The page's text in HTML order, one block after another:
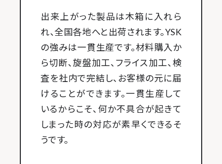
出来上がった製品は木箱に入れら
れ、全国各地へと出荷されます。YSK
の強みは一貫生産です。材料購入か
ら切断、旋盤加工、フライス加工、検
査を社内で完結し、お客様の元に届
けることができます。一貫生産して
いるからこそ、何か不具合が起きて
しまった時の対応が素早くできるそ
うです。